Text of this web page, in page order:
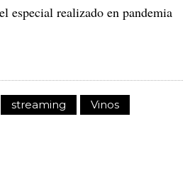
especial realizado en pandemia
streaming Vinos